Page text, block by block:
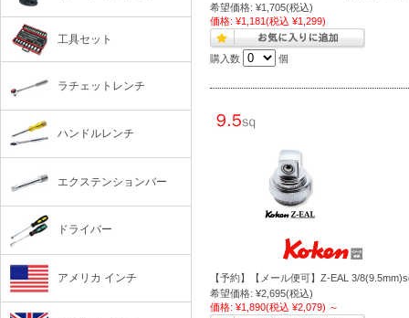
希望価格: ¥1,705(税込)
価格: ¥1,181(税込 ¥1,299)
購入数 個
【予約】【メール便可】Z-EAL 3/
希望価格: ¥2,695(税込)
価格: ¥1,890(税込 ¥2,079) ～
工具セット
ラチェットレンチ
ハンドルレンチ
エクステンションバー
ドライバー
アメリカ インチ